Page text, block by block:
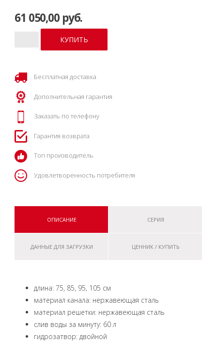
61 050,00 руб.
Бесплатная доставка
Дополнительная гарантия
Заказать по телефону
Гарантия возврата
Топ производитель
Удовлетворенность потребителя
ОПИСАНИЕ СЕРИЯ
ДАННЫЕ ДЛЯ ЗАГРУЗКИ ЦЕННИК / КУПИТЬ
длина: 75, 85, 95, 105 см
материал канала: нержавеющая сталь
материал решетки: нержавеющая сталь
слив воды за минуту: 60 л
гидрозатвор: двойной